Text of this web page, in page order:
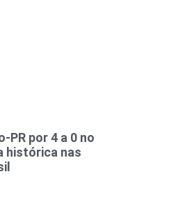
por 4 a 0 no
histórica nas